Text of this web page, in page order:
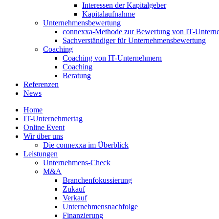
Interessen der Kapitalgeber
Kapitalaufnahme
Unternehmensbewertung
connexxa-Methode zur Bewertung von IT-
Sachverständiger für Unternehmensbewertung
Coaching
Coaching von IT-Unternehmern
Coaching
Beratung
Referenzen
News
Home
IT-Unternehmertag
Online Event
Wir über uns
Die connexxa im Überblick
Leistungen
Unternehmens-Check
M&A
Branchenfokussierung
Zukauf
Verkauf
Unternehmensnachfolge
Finanzierung